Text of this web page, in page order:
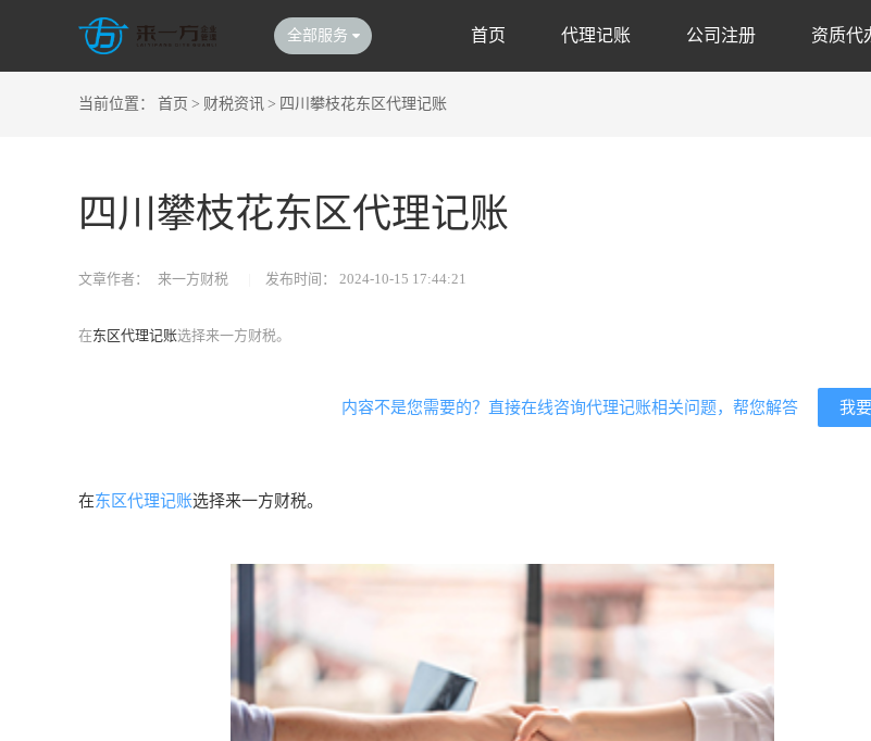
全部服务 首页 代理记账 公司注册 资质代
当前位置： 首页 > 财税资讯 > 四川攀枝花东区代理记账
四川攀枝花东区代理记账
文章作者： 来一方财税 发布时间： 2024-10-15 17:44:21
在东区代理记账选择来一方财税。
我
内容不是您需要的？直接在线咨询代理记账相关问题，帮您解答
在东区代理记账选择来一方财税。